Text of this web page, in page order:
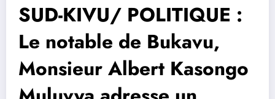
SUD-KIVU/ POLITIQUE :
Le notable de Bukavu,
Monsieur Albert Kasongo